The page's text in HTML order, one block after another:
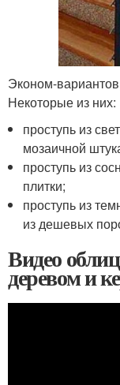
Эконом-
Некоторые из них:
проступь из
мозаичной
проступь из
плитки;
проступь из
из дешевых
Видео
деревом и